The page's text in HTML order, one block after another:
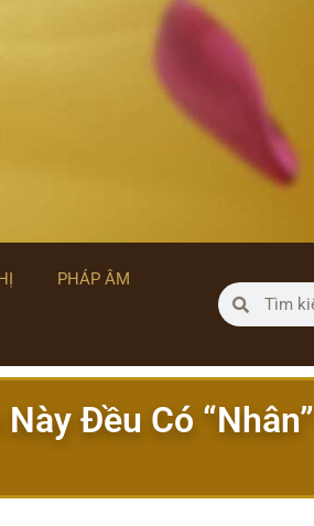
PHÁP ÂM
Đều Có “Nhân”